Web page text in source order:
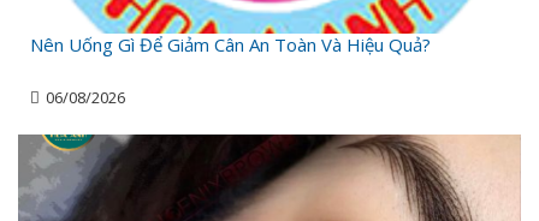
Nên Uống Gì Để Giảm Cân An Toàn Và Hiệu Quả?
06/08/2026